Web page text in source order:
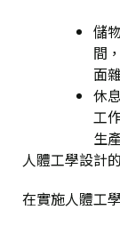
儲
間
面
休
工
生
人體工學設計
在實施人體工